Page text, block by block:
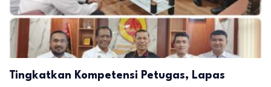
Tingkatkan Kompetensi Petugas, Lapas